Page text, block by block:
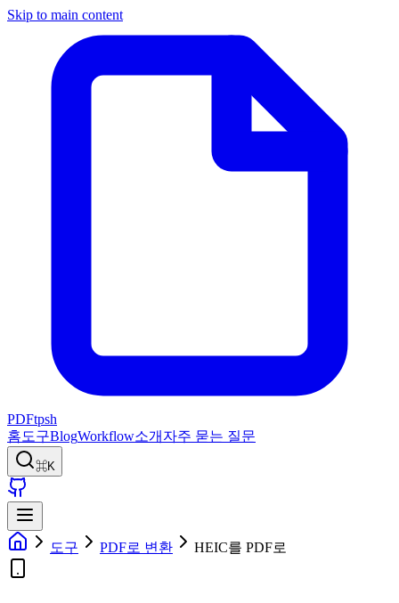
Skip to main content
PDFtpsh
홈도구BlogWorkflow소개 자주 묻는 질문
⌘K
도구 PDF로 변환 HEIC를 PDF로